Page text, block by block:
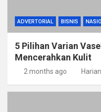
ADVERTORIAL BISNIS
5 Pilihan Varian
Mencerahkan Kulit
2 months ago